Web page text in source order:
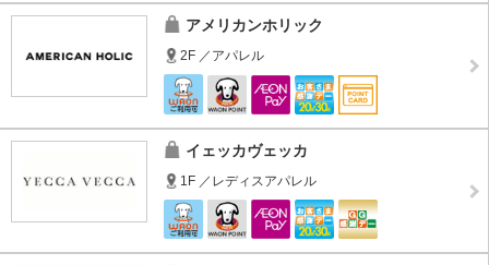
アメリカンホリック
2F ／アパレル
イェッカヴェッカ
1F ／レディスアパレル